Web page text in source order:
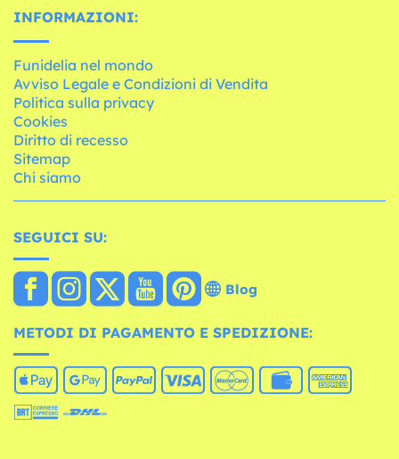
INFORMAZIONI:
Funidelia nel mondo
Avviso Legale e Condizioni di Vendita
Politica sulla privacy
Cookies
Diritto di recesso
Sitemap
Chi siamo
SEGUICI SU:
Blog
METODI DI PAGAMENTO E SPEDIZIONE: